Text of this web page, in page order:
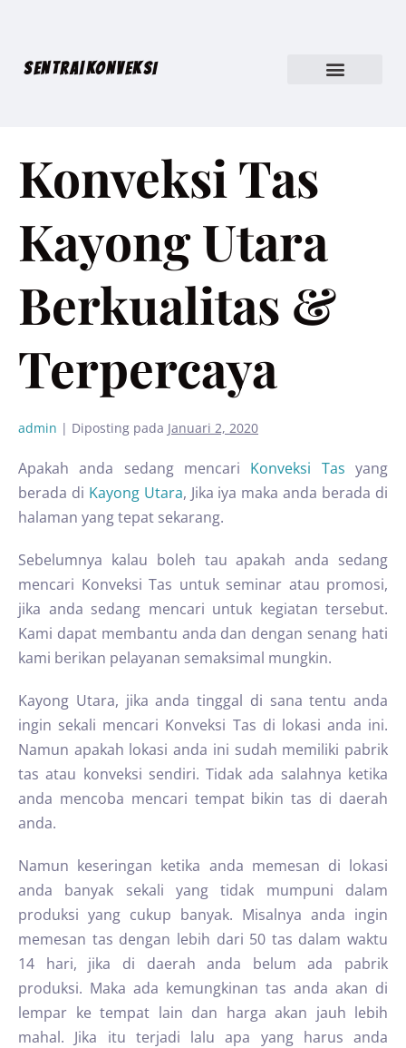
SENTRA|KONVEKSI
Konveksi Tas
Kayong Utara
Berkualitas &
Terpercaya
admin | Diposting pada Januari 2, 2020
Apakah anda sedang mencari Konveksi Tas yang
berada di Kayong Utara, Jika iya maka anda berada di
halaman yang tepat sekarang.
Sebelumnya kalau boleh tau apakah anda sedang
mencari Konveksi Tas untuk seminar atau promosi,
jika anda sedang mencari untuk kegiatan tersebut.
Kami dapat membantu anda dan dengan senang hati
kami berikan pelayanan semaksimal mungkin.
Kayong Utara, jika anda tinggal di sana tentu anda
ingin sekali mencari Konveksi Tas di lokasi anda ini.
Namun apakah lokasi anda ini sudah memiliki pabrik
tas atau konveksi sendiri. Tidak ada salahnya ketika
anda mencoba mencari tempat bikin tas di daerah
anda.
Namun keseringan ketika anda memesan di lokasi
anda banyak sekali yang tidak mumpuni dalam
produksi yang cukup banyak. Misalnya anda ingin
memesan tas dengan lebih dari 50 tas dalam waktu
14 hari, jika di daerah anda belum ada pabrik
produksi. Maka ada kemungkinan tas anda akan di
lempar ke tempat lain dan harga akan jauh lebih
mahal. Jika itu terjadi lalu apa yang harus anda